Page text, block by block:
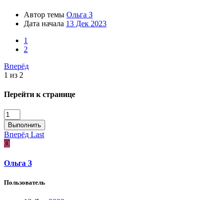
Автор темы Ольга З
Дата начала 13 Дек 2023
1
2
Вперёд
1 из 2
Перейти к странице
Выполнить
Вперёд Last
О
Ольга З
Пользователь